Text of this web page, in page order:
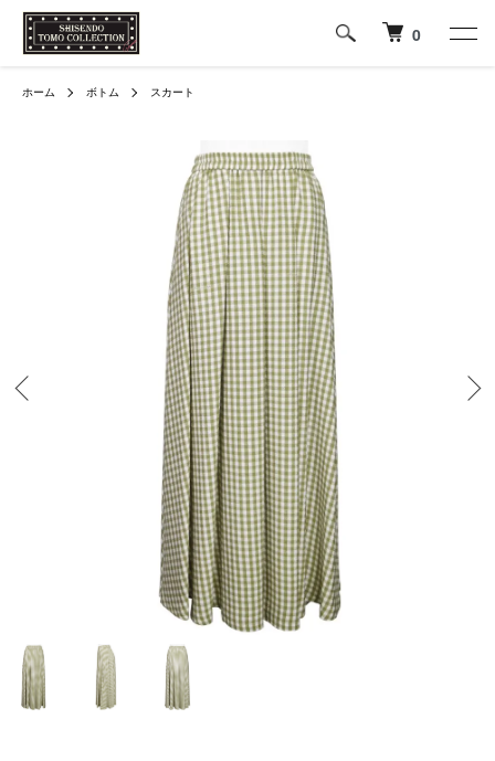
0
ホーム ボトム スカート